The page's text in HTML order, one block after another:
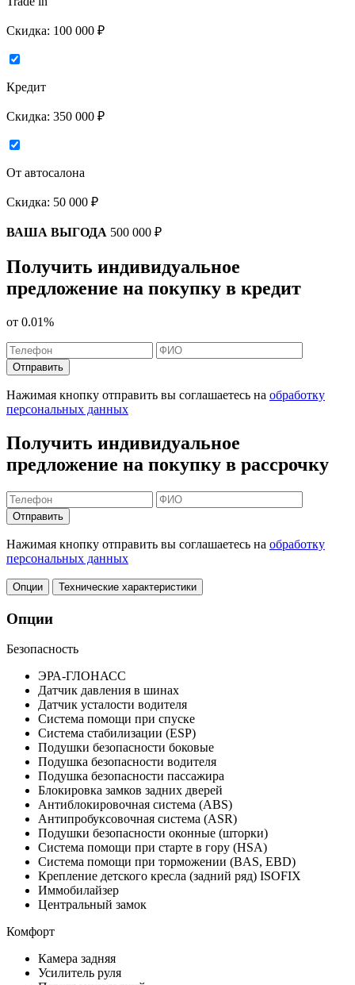
Скидка: 100 000 ₽
Кредит
Скидка: 350 000 ₽
От автосалона
Скидка: 50 000 ₽
ВАША ВЫГОДА 500 000 ₽
Получить индивидуальное
предложение на покупку в кредит
от 0.01%
Отправить
Нажимая кнопку отправить вы соглашаетесь на обработку
персональных данных
Получить индивидуальное
предложение на покупку в рассрочку
Отправить
Нажимая кнопку отправить вы соглашаетесь на обработку
персональных данных
Опции Технические характеристики
Опции
Безопасность
ЭРА-ГЛОНАСС
Датчик давления в шинах
Датчик усталости водителя
Система помощи при спуске
Система стабилизации (ESP)
Подушки безопасности боковые
Подушка безопасности водителя
Подушка безопасности пассажира
Блокировка замков задних дверей
Антиблокировочная система (ABS)
Антипробуксовочная система (ASR)
Подушки безопасности оконные (шторки)
Система помощи при старте в гору (HSA)
Система помощи при торможении (BAS, EBD)
Крепление детского кресла (задний ряд) ISOFIX
Иммобилайзер
Центральный замок
Комфорт
Камера задняя
Усилитель руля